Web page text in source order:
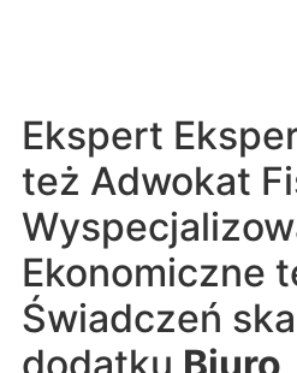
Ekspert
też Adwokat
Ekonomiczne
Świadczeń